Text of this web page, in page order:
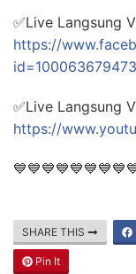
✅Live Langsung
https://
✅Live Langsung
https://
SHARE THIS
Pin It